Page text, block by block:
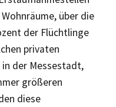
über die
der Flüchtlinge
privaten
der Messestadt,
größeren
diese